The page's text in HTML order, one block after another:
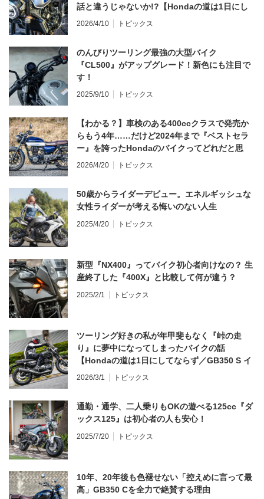
話と違うじゃないか!?【Hondaの道は1日にし
てならず／CB1000F ①第一印象 編】
2026/4/10 トピックス
のんびりツーリング最強の大型バイク
『CL500』がアップグレード！新色にも注目で
す！
2025/9/10 トピックス
【わかる？】車検のある400ccクラスで発売か
らもう4年……だけど2024年まで『ベストセラ
ー』を誇ったHondaのバイクってどれだと思
う？
2026/4/20 トピックス
50歳からライダーデビュー。エネルギッシュな
女性ライダーが考える悔いのない人生
2025/4/20 トピックス
新型『NX400』ってバイク初心者向けなの？ 生
産終了した『400X』と比較して何が違う？
2025/2/1 トピックス
ツーリング好きの私が年甲斐もなく『峠の走
り』に夢中になってしまったバイクの話
【Hondaの道は1日にしてならず／GB350 S イ
ンプレ・レビュー 前編】
2026/3/1 トピックス
通勤・通学、二人乗りもOKの遊べる125cc『ダ
ックス125』は初心者の人も安心！
2025/7/20 トピックス
10年、20年後も色褪せない「控えめに言って最
高」GB350 Cを全力で絶賛する理由